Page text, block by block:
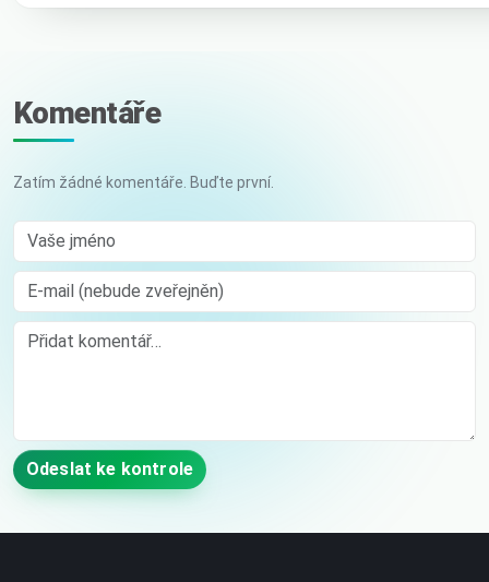
Komentáře
Zatím žádné komentáře. Buďte první.
Vaše jméno
E-mail (nebude zveřejněn)
Comment
Odeslat ke kontrole